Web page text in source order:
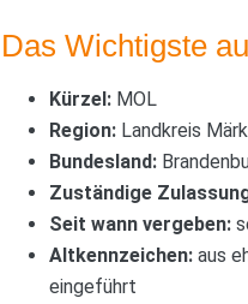
Das Wichtigste
Kürzel: MOL
Region: Landkreis
Bundesland:
Zuständige
Seit wann vergeben:
Altkennzeichen: aus
eingeführt